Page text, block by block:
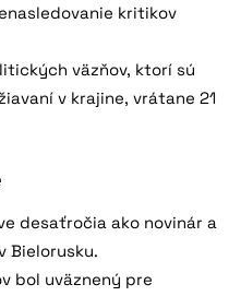
kritikov
väzňov, ktorí sú
v krajine, vrátane 21
desaťročia ako novinár a
Bielorusku.
bol uväznený pre